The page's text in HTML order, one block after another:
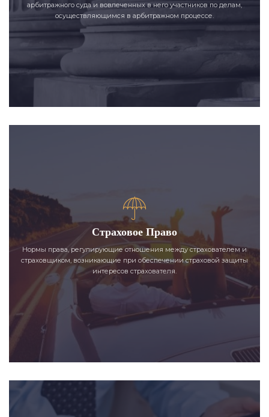
арбитражного суда и вовлеченных в него участников по делам,
осуществляющимся в арбитражном процессе.
Страховое Право
Нормы права, регулирующие отношения между страхователем и
страховщиком, возникающие при обеспечении страховой защиты
интересов страхователя.